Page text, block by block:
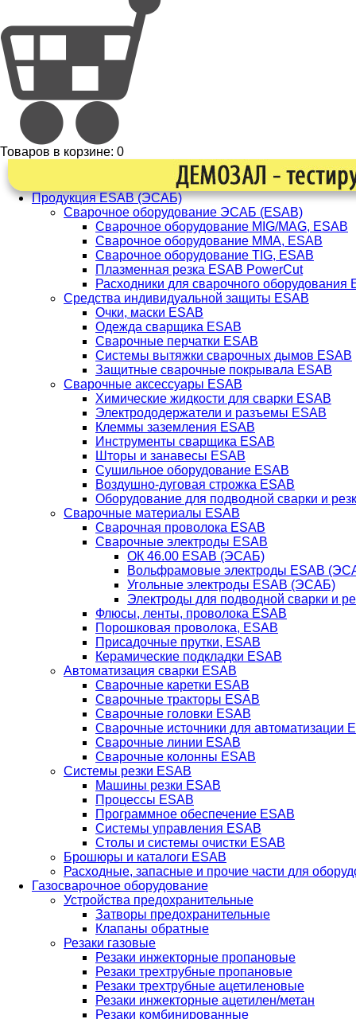
Товаров в корзине: 0
Продукция ESAB (ЭСАБ)
Сварочное оборудование ЭСАБ (ESAB)
Сварочное оборудование MIG/MAG, ESAB
Сварочное оборудование ММА, ESAB
Сварочное оборудование TIG, ESAB
Плазменная резка ESAB PowerCut
Расходники для сварочного оборудования
Средства индивидуальной защиты ESAB
Очки, маски ESAB
Одежда сварщика ESAB
Сварочные перчатки ESAB
Системы вытяжки сварочных дымов ESAB
Защитные сварочные покрывала ESAB
Сварочные аксессуары ESAB
Химические жидкости для сварки ESAB
Электрододержатели и разъемы ESAB
Клеммы заземления ESAB
Инструменты сварщика ESAB
Шторы и занавесы ESAB
Сушильное оборудование ESAB
Воздушно-дуговая строжка ESAB
Оборудование для подводной сварки и
Сварочные материалы ESAB
Сварочная проволока ESAB
Сварочные электроды ESAB
ОК 46.00 ESAB (ЭСАБ)
Вольфрамовые электроды ESAB
Угольные электроды ESAB (ЭСАБ)
Электроды для подводной сварки и
Флюсы, ленты, проволока ESAB
Порошковая проволока, ESAB
Присадочные прутки, ESAB
Керамические подкладки ESAB
Автоматизация сварки ESAB
Сварочные каретки ESAB
Сварочные тракторы ESAB
Сварочные головки ESAB
Сварочные источники для автоматизации
Сварочные линии ESAB
Сварочные колонны ESAB
Системы резки ESAB
Машины резки ESAB
Процессы ESAB
Программное обеспечение ESAB
Системы управления ESAB
Столы и системы очистки ESAB
Брошюры и каталоги ESAB
Расходные, запасные и прочие части для
Газосварочное оборудование
Устройства предохранительные
Затворы предохранительные
Клапаны обратные
Резаки газовые
Резаки инжекторные пропановые
Резаки трехтрубные пропановые
Резаки трехтрубные ацетиленовые
Резаки инжекторные ацетилен/метан
Резаки комбинированные